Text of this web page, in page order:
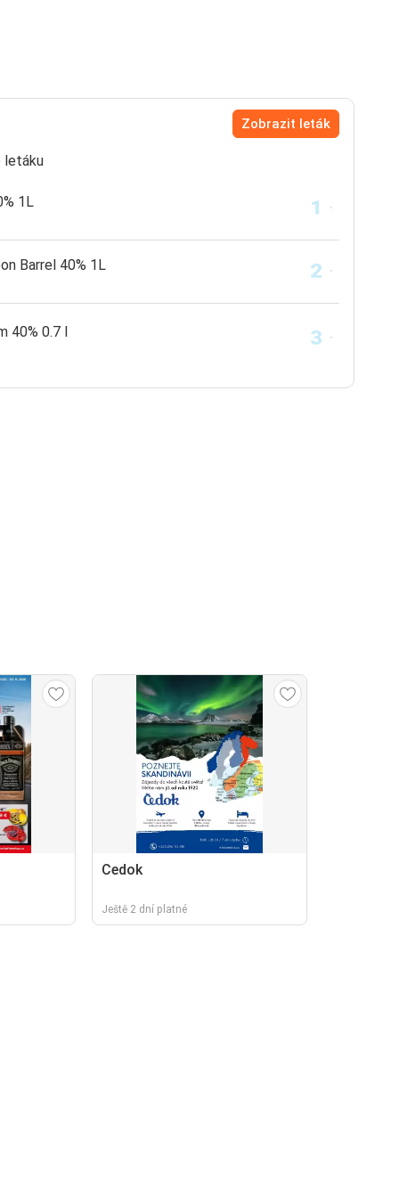
Zobrazit leták
1L
Barrel 40% 1L
40% 0.7 l
Cedok
Ještě 2 dní platné